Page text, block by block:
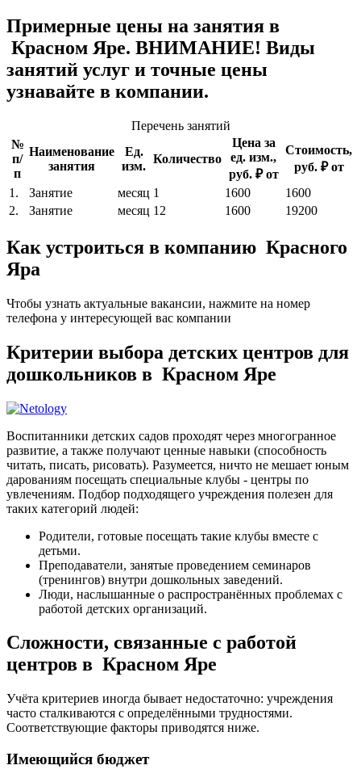
Примерные цены на занятия в
Красном Яре. ВНИМАНИЕ! Виды
занятий услуг и точные цены
узнавайте в компании.
Перечень занятий
№
п/
п
Наименование
занятия
Ед.
изм.
Количество
Цена за
ед. изм.,
руб. ₽ от
Стоимость,
руб. ₽ от
1.
Занятие месяц 1 1600
1600
2.
Занятие месяц 12 1600 19200
Как устроиться в компанию Красного
Яра
Чтобы узнать актуальные вакансии, нажмите на номер
телефона у интересующей вас компании
Критерии выбора детских центров для
дошкольников в Красном Яре
Воспитанники детских садов проходят через многогранное
развитие, а также получают ценные навыки (способность
читать, писать, рисовать). Разумеется, ничто не мешает юным
дарованиям посещать специальные клубы - центры по
увлечениям. Подбор подходящего учреждения полезен для
таких категорий людей:
Родители, готовые посещать такие клубы вместе с
детьми.
Преподаватели, занятые проведением семинаров
(тренингов) внутри дошкольных заведений.
Люди, наслышанные о распространённых проблемах с
работой детских организаций.
Сложности, связанные с работой
центров в Красном Яре
Учёта критериев иногда бывает недостаточно: учреждения
часто сталкиваются с определёнными трудностями.
Соответствующие факторы приводятся ниже.
Имеющийся бюджет